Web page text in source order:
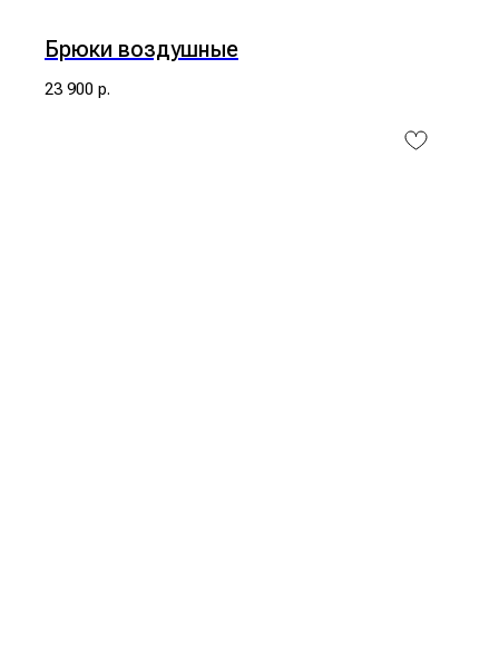
Брюки воздушные
23 900 р.